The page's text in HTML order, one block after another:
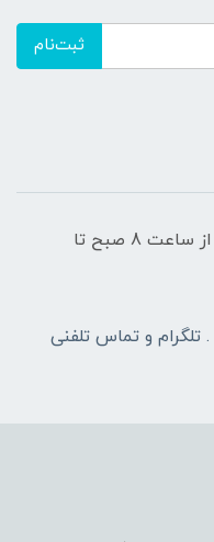
ثبت‌نام
در تمام روزهای کاری و غیر تعطیل ، از ساعت 8 صبح تا